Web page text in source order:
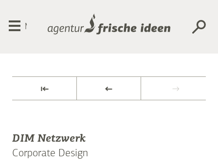
Menü
⇤ ← →
DIM Netzwerk
Corporate Design